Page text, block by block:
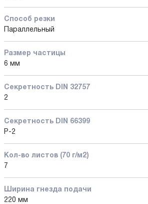
Способ резки
Параллельный
Размер частицы
6 мм
Секретность DIN 32757
2
Секретность DIN 66399
P-2
Кол-во листов (70 г/м2)
7
Ширина гнезда подачи
220 мм